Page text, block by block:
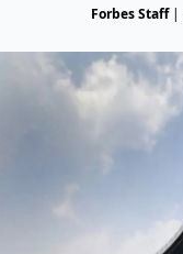
Forbes Staff|